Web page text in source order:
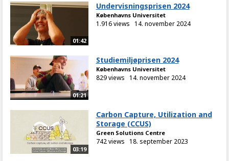
01:42
Undervisningsprisen 2024
Københavns Universitet
1.916 views 14. november 2024
01:21
Studiemiljøprisen 2024
Københavns Universitet
829 views 14. november 2024
03:19
Carbon Capture, Utilization and
Storage (CCUS)
Green Solutions Centre
742 views 18. september 2023